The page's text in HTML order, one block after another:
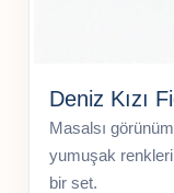
Deniz Kızı
Masalsı
yumuşak
bir set.